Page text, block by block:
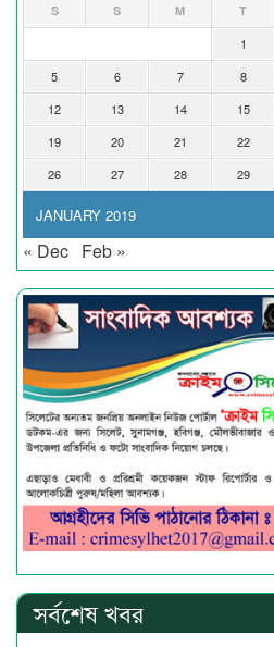
JANUARY 2019
S S M T
1
5
6 7 8
12
13 14 15
19
20 21 22
26
27 28 29
« Dec Feb »
সর্বশেষ খবর